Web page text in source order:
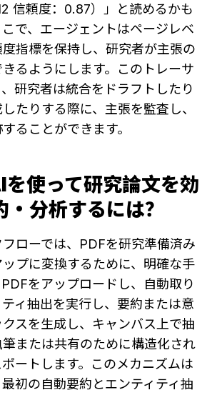
信頼度：0.87）」と読めるかも
で、エージェントはページレベ
指標を保持し、研究者が主張の
るようにします。このトレーサ
研究者は統合をドラフトしたり
たりする際に、主張を監査し、
ることができます。
使って研究論文を効
分析するには？
ローでは、PDFを研究準備済み
プに変換するために、明確な手
をアップロードし、自動取り
ィ抽出を実行し、要約または意
スを生成し、キャンバス上で抽
または共有のために構造化され
ートします。このメカニズムは
初の自動要約とエンティティ抽